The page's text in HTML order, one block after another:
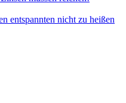
entspannten nicht zu heißen